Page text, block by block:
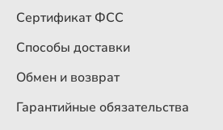
Сертификат ФСС
Способы доставки
Обмен и возврат
Гарантийные обязательства